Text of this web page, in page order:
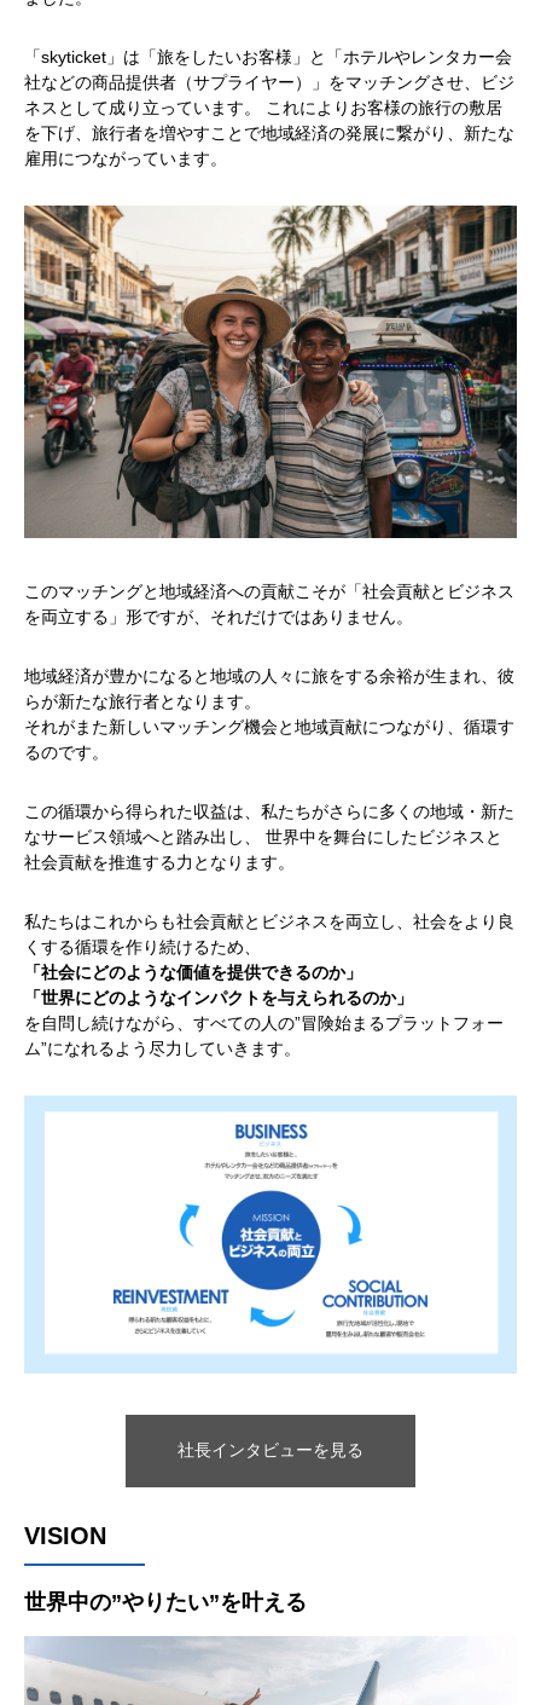
「skyticket」は「旅をしたいお客様」と「ホテルやレンタカー会
社などの商品提供者（サプライヤー）」をマッチングさせ、ビジ
ネスとして成り立っています。 これによりお客様の旅行の敷居
を下げ、旅行者を増やすことで地域経済の発展に繋がり、新たな
雇用につながっています。
このマッチングと地域経済への貢献こそが「社会貢献とビジネス
を両立する」形ですが、それだけではありません。
地域経済が豊かになると地域の人々に旅をする余裕が生まれ、彼
らが新たな旅行者となります。
それがまた新しいマッチング機会と地域貢献につながり、循環す
るのです。
この循環から得られた収益は、私たちがさらに多くの地域・新た
なサービス領域へと踏み出し、 世界中を舞台にしたビジネスと
社会貢献を推進する力となります。
私たちはこれからも社会貢献とビジネスを両立し、社会をより良
くする循環を作り続けるため、
「社会にどのような価値を提供できるのか」
「世界にどのようなインパクトを与えられるのか」
を自問し続けながら、すべての人の”冒険始まるプラットフォー
ム”になれるよう尽力していきます。
社長インタビューを見る
VISION
世界中の”やりたい”を叶える